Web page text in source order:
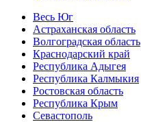
Весь Юг
Астраханская область
Волгоградская область
Краснодарский край
Республика Адыгея
Республика Калмыкия
Ростовская область
Республика Крым
Севастополь